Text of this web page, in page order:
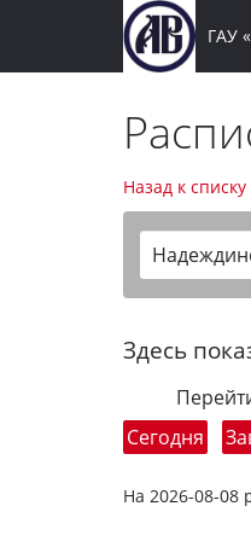
ГАУ
Назад к
Здесь
Сегодня
На 2026-08-08